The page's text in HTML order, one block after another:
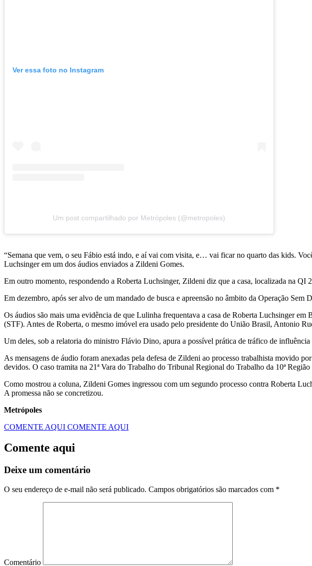
Ver essa foto no Instagram
Um post compartilhado por Metrópoles (@metropoles)
“Semana que vem, o seu Fábio está indo, e aí vai com visita, e… vai ficar no quarto das kids.
Luchsinger em um dos áudios enviados a Zildeni Gomes.
Em outro momento, respondendo a Roberta Luchsinger, Zildeni diz que a casa, localizada na
Em dezembro, após ser alvo de um mandado de busca e apreensão no âmbito da Operação
Os áudios são mais uma evidência de que Lulinha frequentava a casa de Roberta Luchsinger
(STF). Antes de Roberta, o mesmo imóvel era usado pelo presidente do União Brasil, Antonio
Um deles, sob a relatoria do ministro Flávio Dino, apura a possível prática de tráfico de
As mensagens de áudio foram anexadas pela defesa de Zildeni ao processo trabalhista movido
devidos. O caso tramita na 21ª Vara do Trabalho do Tribunal Regional do Trabalho da 10ª
Como mostrou a coluna, Zildeni Gomes ingressou com um segundo processo contra Roberta
A promessa não se concretizou.
Metrópoles
COMENTE AQUI COMENTE AQUI
Comente aqui
Deixe um comentário
O seu endereço de e-mail não será publicado. Campos obrigatórios são marcados com *
Comentário